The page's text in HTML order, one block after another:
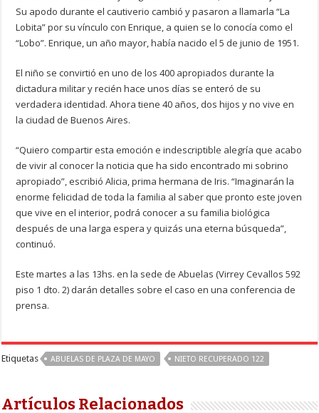
Su apodo durante el cautiverio cambió y pasaron a llamarla “La
Lobita” por su vínculo con Enrique, a quien se lo conocía como el
“Lobo”. Enrique, un año mayor, había nacido el 5 de junio de 1951.
El niño se convirtió en uno de los 400 apropiados durante la
dictadura militar y recién hace unos días se enteró de su
verdadera identidad. Ahora tiene 40 años, dos hijos y no vive en
la ciudad de Buenos Aires.
“Quiero compartir esta emoción e indescriptible alegría que acabo
de vivir al conocer la noticia que ha sido encontrado mi sobrino
apropiado”, escribió Alicia, prima hermana de Iris. “Imaginarán la
enorme felicidad de toda la familia al saber que pronto este joven
que vive en el interior, podrá conocer a su familia biológica
después de una larga espera y quizás una eterna búsqueda”,
continuó.
Este martes a las 13hs. en la sede de Abuelas (Virrey Cevallos 592
piso 1 dto. 2) darán detalles sobre el caso en una conferencia de
prensa.
Etiquetas ABUELAS DE PLAZA DE MAYO NIETO RECUPERADO 122
Artículos Relacionados